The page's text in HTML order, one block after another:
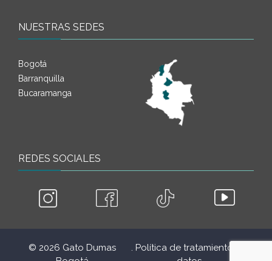
NUESTRAS SEDES
Bogotá
Barranquilla
Bucaramanga
REDES SOCIALES
© 2026 Gato Dumas
. Política de tratamiento de